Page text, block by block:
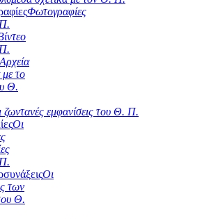
Φωτογραφίες
Αρχεία
με το
Θ.
ζωντανές εμφανίσεις του Θ. Π.
Οι
Οι
των
Θ.